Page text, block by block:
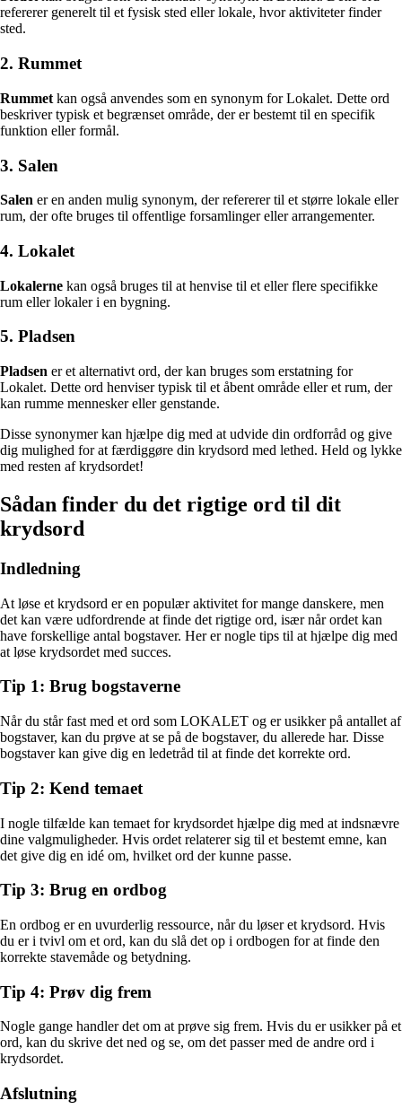
refererer generelt til et fysisk sted eller lokale, hvor aktiviteter finder
sted.
2. Rummet
Rummet kan også anvendes som en synonym for Lokalet. Dette ord
beskriver typisk et begrænset område, der er bestemt til en specifik
funktion eller formål.
3. Salen
Salen er en anden mulig synonym, der refererer til et større lokale eller
rum, der ofte bruges til offentlige forsamlinger eller arrangementer.
4. Lokalet
Lokalerne kan også bruges til at henvise til et eller flere specifikke
rum eller lokaler i en bygning.
5. Pladsen
Pladsen er et alternativt ord, der kan bruges som erstatning for
Lokalet. Dette ord henviser typisk til et åbent område eller et rum, der
kan rumme mennesker eller genstande.
Disse synonymer kan hjælpe dig med at udvide din ordforråd og give
dig mulighed for at færdiggøre din krydsord med lethed. Held og lykke
med resten af krydsordet!
Sådan finder du det rigtige ord til dit
krydsord
Indledning
At løse et krydsord er en populær aktivitet for mange danskere, men
det kan være udfordrende at finde det rigtige ord, især når ordet kan
have forskellige antal bogstaver. Her er nogle tips til at hjælpe dig med
at løse krydsordet med succes.
Tip 1: Brug bogstaverne
Når du står fast med et ord som LOKALET og er usikker på antallet af
bogstaver, kan du prøve at se på de bogstaver, du allerede har. Disse
bogstaver kan give dig en ledetråd til at finde det korrekte ord.
Tip 2: Kend temaet
I nogle tilfælde kan temaet for krydsordet hjælpe dig med at indsnævre
dine valgmuligheder. Hvis ordet relaterer sig til et bestemt emne, kan
det give dig en idé om, hvilket ord der kunne passe.
Tip 3: Brug en ordbog
En ordbog er en uvurderlig ressource, når du løser et krydsord. Hvis
du er i tvivl om et ord, kan du slå det op i ordbogen for at finde den
korrekte stavemåde og betydning.
Tip 4: Prøv dig frem
Nogle gange handler det om at prøve sig frem. Hvis du er usikker på et
ord, kan du skrive det ned og se, om det passer med de andre ord i
krydsordet.
Afslutning